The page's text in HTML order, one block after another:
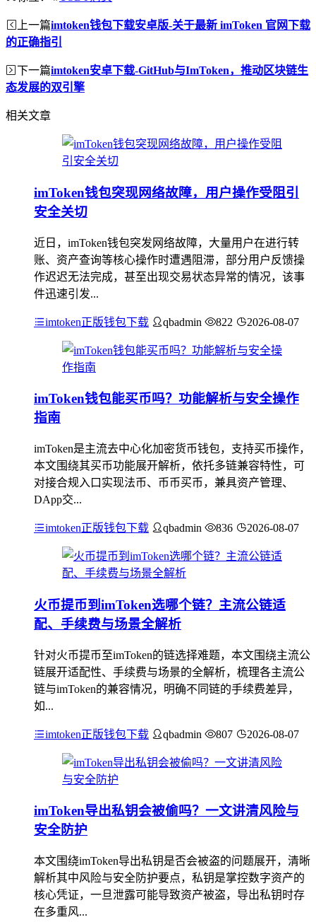
上一篇imtoken钱包下载安卓版-关于最新 imToken 官网下载
的正确指引
下一篇imtoken安卓下载-GitHub与ImToken，推动区块链生
态发展的双引擎
相关文章
imToken钱包突现网络故障，用户操作受阻引
安全关切
近日，imToken钱包突发网络故障，大量用户在进行转
账、资产查询等核心操作时遭遇阻滞，部分用户反馈操
作迟迟无法完成，甚至出现交易状态异常的情况，该事
件迅速引发...
imtoken正版钱包下载 qbadmin 822 2026-08-07
imToken钱包能买币吗？功能解析与安全操作
指南
imToken是主流去中心化加密货币钱包，支持买币操作，
本文围绕其买币功能展开解析，依托多链兼容特性，可
对接合规入口实现法币、币币买币，兼具资产管理、
DApp交...
imtoken正版钱包下载 qbadmin 836 2026-08-07
火币提币到imToken选哪个链？主流公链适
配、手续费与场景全解析
针对火币提币至imToken的链选择难题，本文围绕主流公
链展开适配性、手续费与场景的全解析，梳理各主流公
链与imToken的兼容情况，明确不同链的手续费差异，
如...
imtoken正版钱包下载 qbadmin 807 2026-08-07
imToken导出私钥会被偷吗？一文讲清风险与
安全防护
本文围绕imToken导出私钥是否会被盗的问题展开，清晰
解析其中风险与安全防护要点，私钥是掌控数字资产的
核心凭证，一旦泄露可能导致资产被盗，导出私钥时存
在多重风...